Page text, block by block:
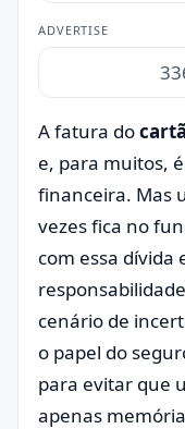
ADVERTISE
A fatura do
e, para muitos,
financeira. Mas
vezes fica no
com essa dívida
cenário de
o papel do
para evitar que
apenas